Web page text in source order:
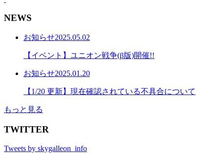
NEWS
お知らせ2025.05.02
【イベント】ユニオン戦争(β版)開催!!
お知らせ2025.01.20
【1/20 更新】現在確認されている不具合について
もっと見る
TWITTER
Tweets by skygalleon_info